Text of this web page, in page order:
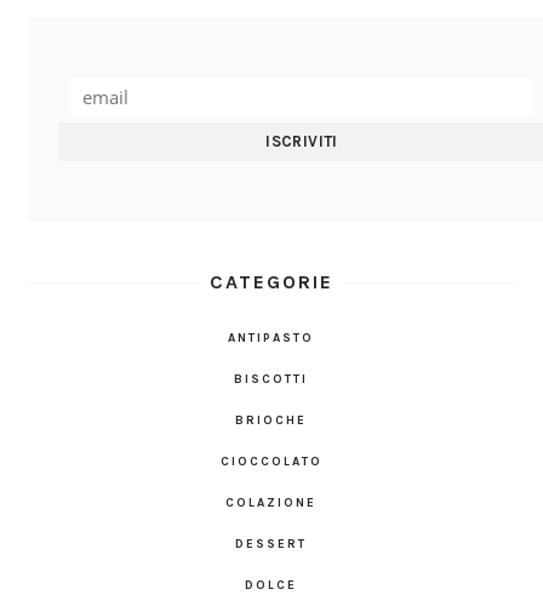
CATEGORIE
ANTIPASTO
BISCOTTI
BRIOCHE
CIOCCOLATO
COLAZIONE
DESSERT
DOLCE